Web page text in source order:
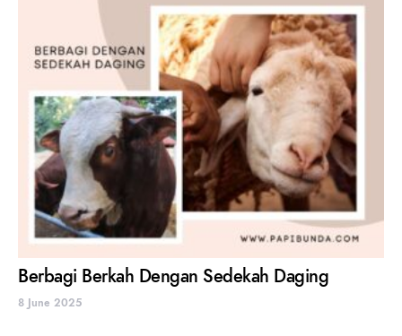
Berbagi Berkah Dengan Sedekah Daging
8 June 2025